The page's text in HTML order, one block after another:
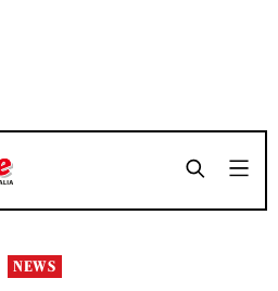
SHARE
SHARE
NEWS